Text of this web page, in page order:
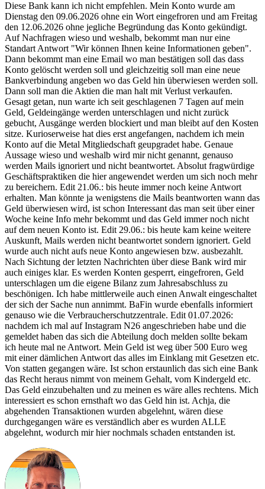
Diese Bank kann ich nicht empfehlen. Mein Konto wurde am
Dienstag den 09.06.2026 ohne ein Wort eingefroren und am Freitag
den 12.06.2026 ohne jegliche Begründung das Konto gekündigt.
Auf Nachfragen wieso und weshalb, bekommt man nur eine
Standart Antwort "Wir können Ihnen keine Informationen geben".
Dann bekommt man eine Email wo man bestätigen soll das dass
Konto gelöscht werden soll und gleichzeitig soll man eine neue
Bankverbindung angeben wo das Geld hin überwiesen werden soll.
Dann soll man die Aktien die man halt mit Verlust verkaufen.
Gesagt getan, nun warte ich seit geschlagenen 7 Tagen auf mein
Geld, Geldeingänge werden unterschlagen und nicht zurück
gebucht, Ausgänge werden blockiert und man bleibt auf den Kosten
sitze. Kurioserweise hat dies erst angefangen, nachdem ich mein
Konto auf die Metal Mitgliedschaft geupgradet habe. Genaue
Aussage wieso und weshalb wird mir nicht genannt, genauso
werden Mails ignoriert und nicht beantwortet. Absolut fragwürdige
Geschäftspraktiken die hier angewendet werden um sich noch mehr
zu bereichern. Edit 21.06.: bis heute immer noch keine Antwort
erhalten. Man könnte ja wenigstens die Mails beantworten wann das
Geld überwiesen wird, ist schon Interessant das man seit über einer
Woche keine Info mehr bekommt und das Geld immer noch nicht
auf dem neuen Konto ist. Edit 29.06.: bis heute kam keine weitere
Auskunft, Mails werden nicht beantwortet sondern ignoriert. Geld
wurde auch nicht aufs neue Konto angewiesen bzw. ausbezahlt.
Nach Sichtung der letzten Nachrichten über diese Bank wird mir
auch einiges klar. Es werden Konten gesperrt, eingefroren, Geld
unterschlagen um die eigene Bilanz zum Jahresabschluss zu
beschönigen. Ich habe mittlerweile auch einen Anwalt eingeschaltet
der sich der Sache nun annimmt. BaFin wurde ebenfalls informiert
genauso wie die Verbraucherschutzzentrale. Edit 01.07.2026:
nachdem ich mal auf Instagram N26 angeschrieben habe und die
gemeldet haben das sich die Abteilung doch melden sollte bekam
ich heute mal ne Antwort. Mein Geld ist weg über 500 Euro weg
mit einer dämlichen Antwort das alles im Einklang mit Gesetzen etc.
Von statten gegangen wäre. Ist schon erstaunlich das sich eine Bank
das Recht heraus nimmt von meinem Gehalt, vom Kindergeld etc.
Das Geld einzubehalten und zu meinen es wäre alles rechtens. Mich
interessiert es schon ernsthaft wo das Geld hin ist. Achja, die
abgehenden Transaktionen wurden abgelehnt, wären diese
durchgegangen wäre es verständlich aber es wurden ALLE
abgelehnt, wodurch mir hier nochmals schaden entstanden ist.